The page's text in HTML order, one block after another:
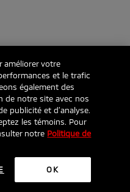
améliorer votre
et le trafic
également des
de notre site avec nos
publicité et d’analyse.
les témoins. Pour
notre Politique de
OK